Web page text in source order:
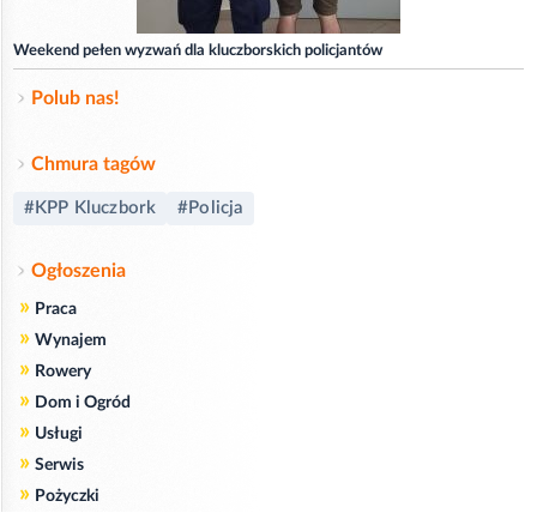
Weekend pełen wyzwań dla kluczborskich policjantów
Polub nas!
Chmura tagów
#KPP Kluczbork #Policja
Ogłoszenia
» Praca
» Wynajem
» Rowery
» Dom i Ogród
» Usługi
» Serwis
» Pożyczki